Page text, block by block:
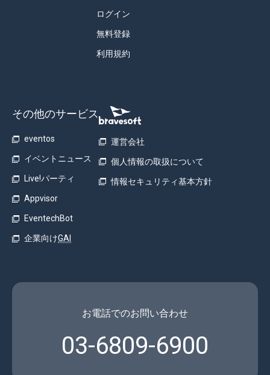
ログイン
無料登録
利用規約
その他のサービス
eventos
イベントニュース
Live!パーティ
Appvisor
EventechBot
企業向けGAI
運営会社
個人情報の取扱について
情報セキュリティ基本方針
お電話でのお問い合わせ
03-6809-6900